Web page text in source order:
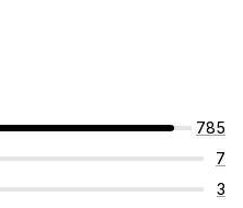
785
7
3